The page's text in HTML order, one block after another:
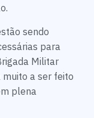
sendo
para
Militar
muito a ser feito
plena